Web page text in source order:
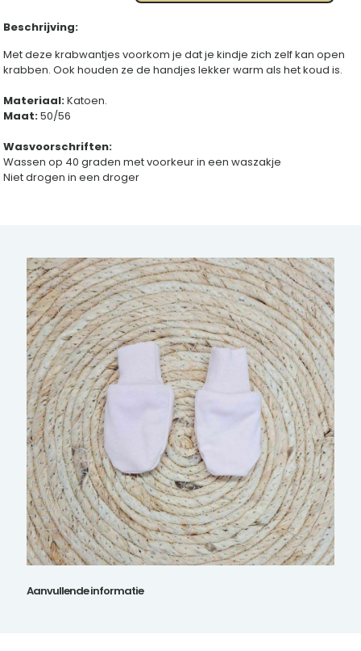
Beschrijving:
Met deze krabwantjes voorkom je dat je kindje zich zelf kan open
krabben. Ook houden ze de handjes lekker warm als het koud is.
Materiaal:Katoen.
Maat:50/56
Wasvoorschriften:
Wassen op 40 graden met voorkeur in een waszakje
Niet drogen in een droger
Aanvullende informatie